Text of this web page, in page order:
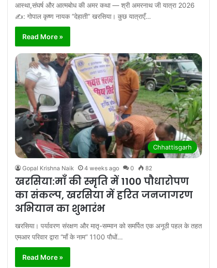
आस्था,संघर्ष और आत्मबोध की अमर कथा — श्री अमरनाथ जी यात्रा 2026
✍: गोपाल कृष्ण नायक “देहाती” खरसिया। कुछ यात्राएँ…
Read More »
Chhattisgarh
Gopal Krishna Naik 4 weeks ago 0 82
खरसिया:माँ की स्मृति में 1100 पौधारोपण
का संकल्प, खरसिया में हरित जनजागरण
अभियान का शुभारंभ
खरसिया। पर्यावरण संरक्षण और मातृ-सम्मान को समर्पित एक अनूठी पहल के तहत
एमआर परिवार द्वारा “माँ के नाम” 1100 पौधों…
Read More »